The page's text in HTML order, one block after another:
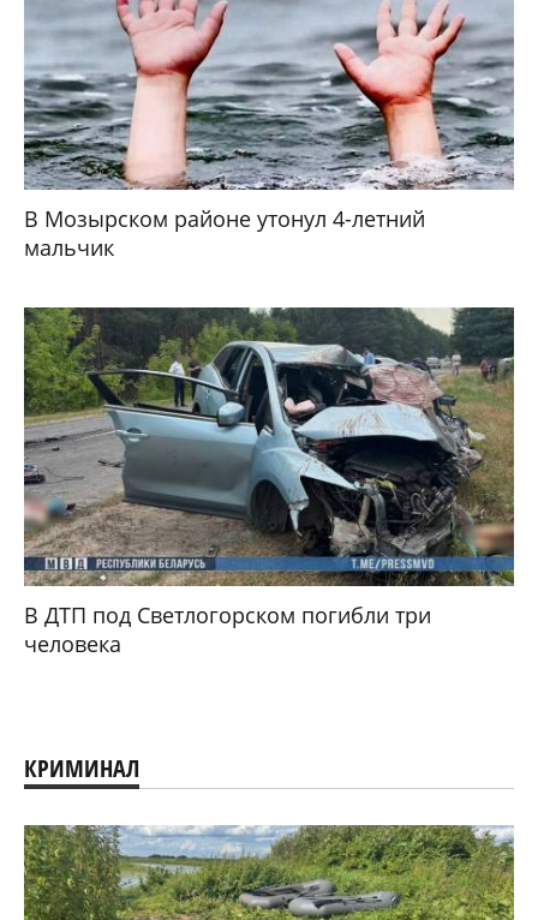
В Мозырском районе утонул 4-летний
мальчик
В ДТП под Светлогорском погибли три
человека
КРИМИНАЛ